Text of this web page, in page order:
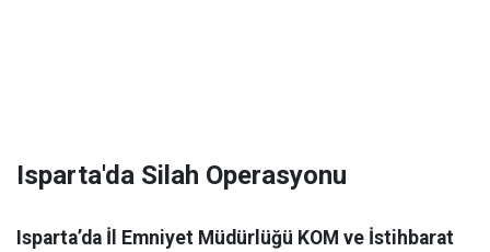
Isparta'da Silah Operasyonu
Isparta’da İl Emniyet Müdürlüğü KOM ve İstihbarat